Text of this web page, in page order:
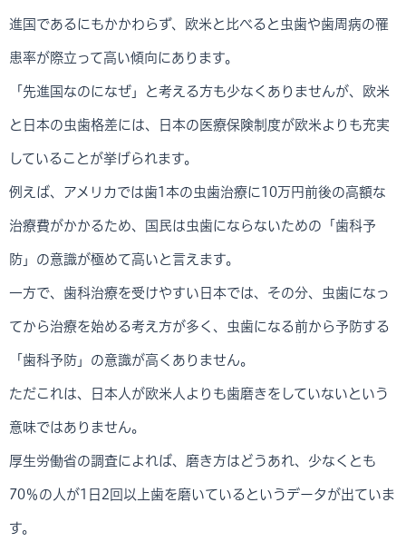
進国であるにもかかわらず、欧米と比べると虫歯や歯周病の罹
患率が際立って高い傾向にあります。
「先進国なのになぜ」と考える方も少なくありませんが、欧米
と日本の虫歯格差には、日本の医療保険制度が欧米よりも充実
していることが挙げられます。
例えば、アメリカでは歯1本の虫歯治療に10万円前後の高額な
治療費がかかるため、国民は虫歯にならないための「歯科予
防」の意識が極めて高いと言えます。
一方で、歯科治療を受けやすい日本では、その分、虫歯になっ
てから治療を始める考え方が多く、虫歯になる前から予防する
「歯科予防」の意識が高くありません。
ただこれは、日本人が欧米人よりも歯磨きをしていないという
意味ではありません。
厚生労働省の調査によれば、磨き方はどうあれ、少なくとも
70％の人が1日2回以上歯を磨いているというデータが出ていま
す。